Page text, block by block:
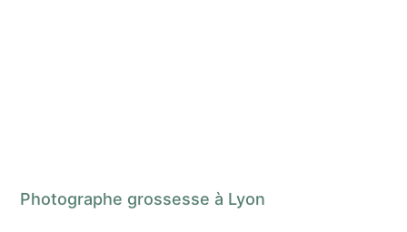
Photographe grossesse à Lyon